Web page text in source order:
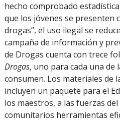
hecho comprobado
que los jóvenes se presenten
drogas”, el uso ilegal se
campaña de información y
de Drogas cuenta con trece
Drogas, uno para cada una de
consumen. Los materiales de
incluyen un paquete para el
los maestros, a las fuerzas
comunitarios herramientas